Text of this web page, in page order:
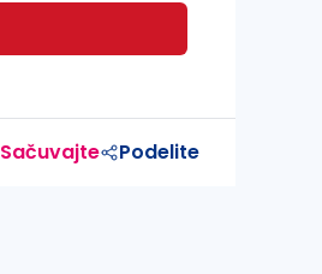
Sačuvajte Podelite